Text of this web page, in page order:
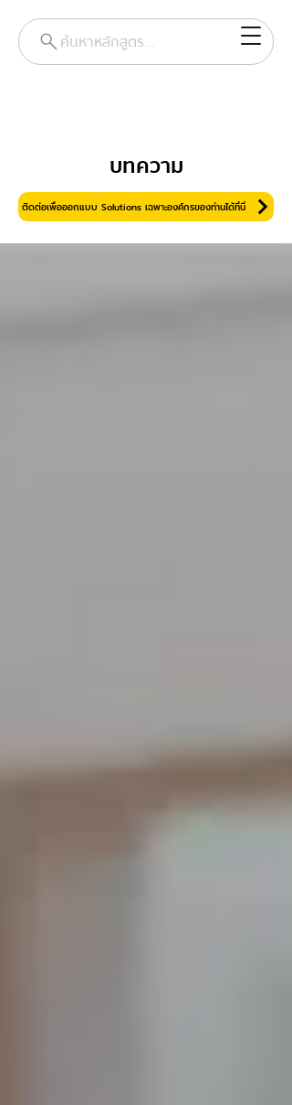
ค้นหาหลักสูตร...
บทความ
ติดต่อเพื่อออกแบบ Solutions เฉพาะองค์กรของท่านได้ที่นี่